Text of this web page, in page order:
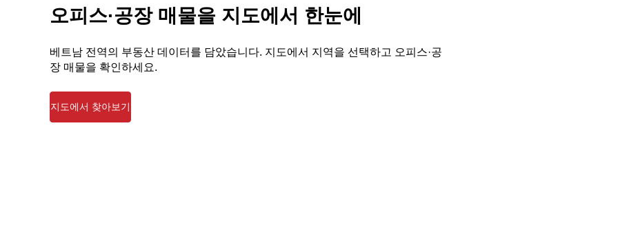
오피스·공장 매물을 지도에서 한눈에
베트남 전역의 부동산 데이터를 담았습니다. 지도에서 지역을 선택하고 오피스·공
장 매물을 확인하세요.
지도에서 찾아보기